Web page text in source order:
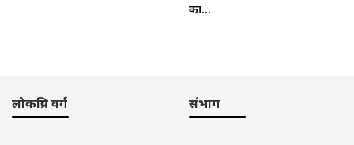
का...
लोकप्रिय वर्ग संभाग